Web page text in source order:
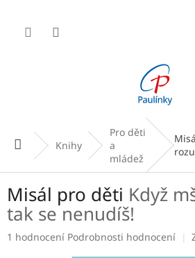
obsah
Domů Knihy
Pro děti
a
mládež
Misál pro děti Když
tak se nenudíš!
Průměrné
1 hodnocení Podrobnosti hodnocení